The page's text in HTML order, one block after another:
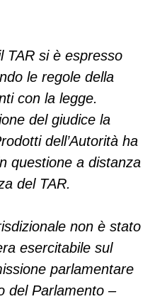
TAR si è espresso
le regole della
con la legge.
del giudice la
dell’Autorità ha
questione a distanza
del TAR.
non è stato
esercitabile sul
parlamentare
del Parlamento –